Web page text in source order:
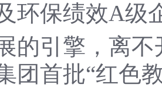
环保绩效A级
引擎，离不
团首批“红色